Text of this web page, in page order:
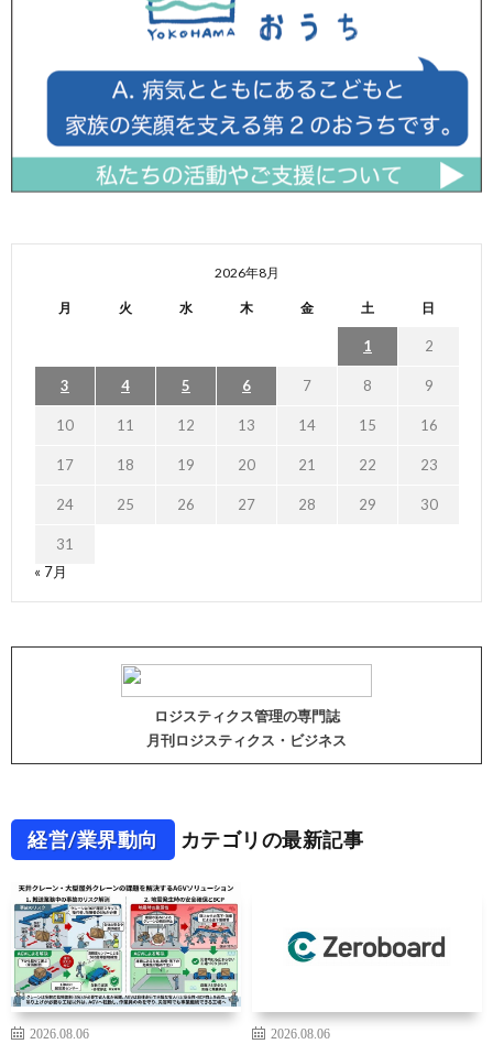
2026年8月
月 火 水 木 金 土 日
1 2
3 4 5 6 7 8 9
10 11 12 13 14 15 16
17 18 19 20 21 22 23
24 25 26 27 28 29 30
31
« 7月
ロジスティクス管理の専門誌
月刊ロジスティクス・ビジネス
経営/業界動向 カテゴリの最新記事
2026.08.06
2026.08.06